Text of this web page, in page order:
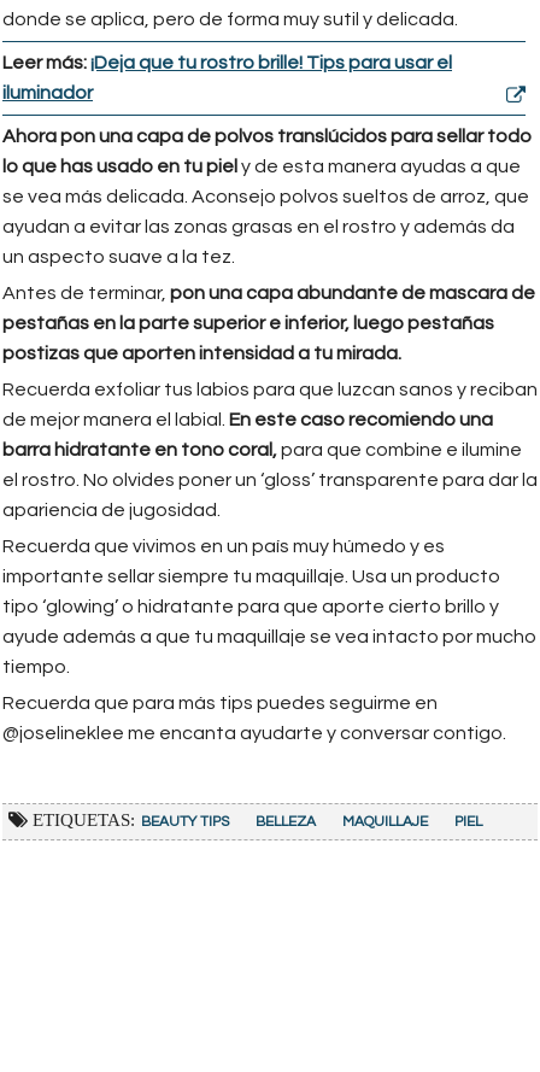
donde se aplica, pero de forma muy sutil y delicada.
Leer más:¡Deja que tu rostro brille! Tips para usar el
iluminador
Ahora pon una capa de polvos translúcidos para sellar todo
lo que has usado en tu piel y de esta manera ayudas a que
se vea más delicada. Aconsejo polvos sueltos de arroz, que
ayudan a evitar las zonas grasas en el rostro y además da
un aspecto suave a la tez.
Antes de terminar, pon una capa abundante de mascara de
pestañas en la parte superior e inferior, luego pestañas
postizas que aporten intensidad a tu mirada.
Recuerda exfoliar tus labios para que luzcan sanos y reciban
de mejor manera el labial. En este caso recomiendo una
barra hidratante en tono coral,para que combine e ilumine
el rostro. No olvides poner un ‘gloss’ transparente para dar la
apariencia de jugosidad.
Recuerda que vivimos en un país muy húmedo y es
importante sellar siempre tu maquillaje. Usa un producto
tipo ‘glowing’ o hidratante para que aporte cierto brillo y
ayude además a que tu maquillaje se vea intacto por mucho
tiempo.
Recuerda que para más tips puedes seguirme en
@joselineklee me encanta ayudarte y conversar contigo.
ETIQUETAS: BEAUTY TIPS BELLEZA MAQUILLAJE PIEL